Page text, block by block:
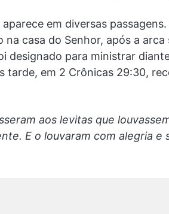
em diversas passagens.
casa do Senhor, após a arca
designado para ministrar
tarde, em 2 Crônicas 29:30,
aos levitas que
E o louvaram com alegria e